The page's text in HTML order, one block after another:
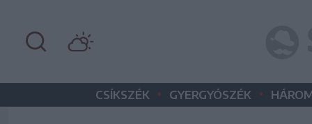
CSÍKSZÉK • GYERGYÓSZÉK •